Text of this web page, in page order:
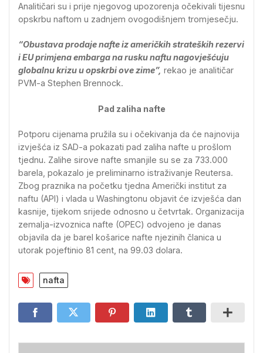
Analitičari su i prije njegovog upozorenja očekivali tijesnu
opskrbu naftom u zadnjem ovogodišnjem tromjesečju.
“Obustava prodaje nafte iz američkih strateških rezervi
i EU primjena embarga na rusku naftu nagovješćuju
globalnu krizu u opskrbi ove zime”, rekao je analitičar
PVM-a Stephen Brennock.
Pad zaliha nafte
Potporu cijenama pružila su i očekivanja da će najnovija
izvješća iz SAD-a pokazati pad zaliha nafte u prošlom
tjednu. Zalihe sirove nafte smanjile su se za 733.000
barela, pokazalo je preliminarno istraživanje Reutersa.
Zbog praznika na početku tjedna Američki institut za
naftu (API) i vlada u Washingtonu objavit će izvješća dan
kasnije, tijekom srijede odnosno u četvrtak. Organizacija
zemalja-izvoznica nafte (OPEC) odvojeno je danas
objavila da je barel košarice nafte njezinih članica u
utorak pojeftinio 81 cent, na 99.03 dolara.
nafta